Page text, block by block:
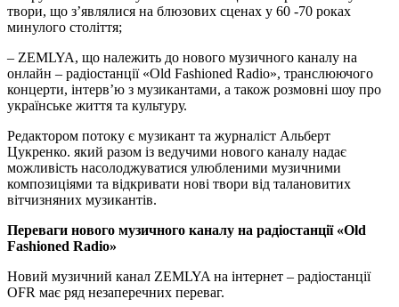
твори, що з’являлися на блюзових сценах у 60 -70 роках
минулого століття;
– ZEMLYA, що належить до нового музичного каналу на
онлайн – радіостанції «Old Fashioned Radio», транслюючого
концерти, інтерв’ю з музикантами, а також розмовні шоу про
українське життя та культуру.
Редактором потоку є музикант та журналіст Альберт
Цукренко. який разом із ведучими нового каналу надає
можливість насолоджуватися улюбленими музичними
композиціями та відкривати нові твори від талановитих
вітчизняних музикантів.
Переваги нового музичного каналу на радіостанції «Old
Fashioned Radio»
Новий музичний канал ZEMLYA на інтернет – радіостанції
OFR має ряд незаперечних переваг.